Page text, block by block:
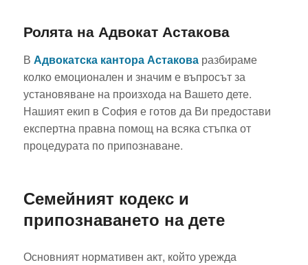
Ролята на Адвокат Астакова
В Адвокатска кантора Астаковаразбираме
колко емоционален и значим е въпросът за
установяване на произхода на Вашето дете.
Нашият екип в София е готов да Ви предостави
експертна правна помощ на всяка стъпка от
процедурата по припознаване.
Семейният кодекс и
припознаването на дете
Основният нормативен акт, който урежда